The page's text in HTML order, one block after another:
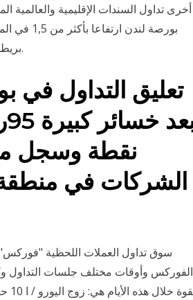
أخرى تداول السندات الإقليمية والعالمية
بريطانيا رسميا من السوق الموحدة والاتحاد الجمركي للاتحاد الأوروبي.
تعليق التداول
الفوركس وأوقات مختلف جلسات التداول